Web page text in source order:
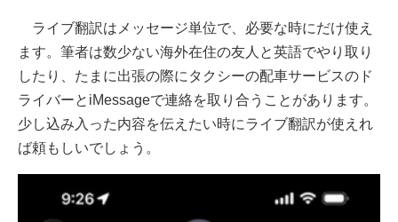
ライブ翻訳はメッセージ単位で、必要な時にだけ使え
ます。筆者は数少ない海外在住の友人と英語でやり取り
したり、たまに出張の際にタクシーの配車サービスのド
ライバーとiMessageで連絡を取り合うことがあります。
少し込み入った内容を伝えたい時にライブ翻訳が使えれ
ば頼もしいでしょう。